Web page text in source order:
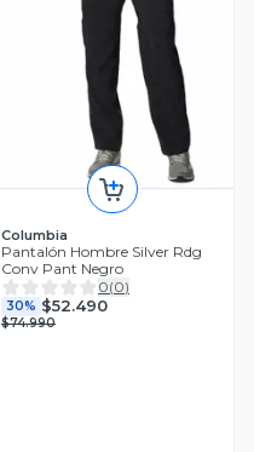
Columbia
Pantalón Hombre Silver Rdg
Conv Pant Negro
0(0)
30% $52.490
$74.990